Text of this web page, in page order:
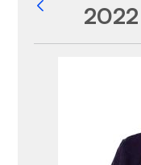
Back
2022